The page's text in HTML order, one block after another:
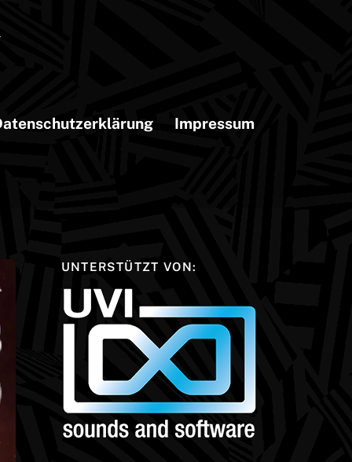
Impressum
UNTERSTÜTZT VON: